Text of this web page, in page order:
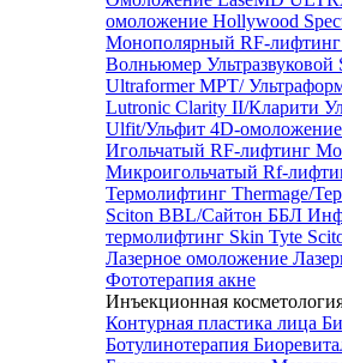
омоложение Hollywood
Монополярный RF-лифтинг
Волньюмер
Ultraformer MPT/
Lutronic Clarity II/Кларити
Ulfit/Ульфит 4D-
Игольчатый RF-лифтинг
Микроигольчатый Rf-
Термолифтинг Thermage/
Sciton BBL/Сайтон ББЛ
термолифтинг Skin Tyte
Лазерное омоложение
Фототерапия акне
Инъекционная
Контурная пластика лица
Ботулинотерапия